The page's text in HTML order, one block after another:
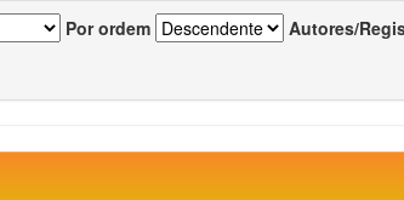
Por ordem Autores/